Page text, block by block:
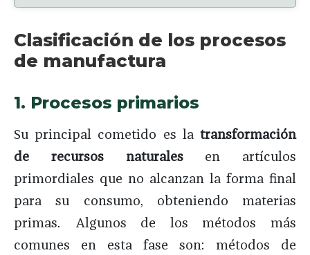
Clasificación de los procesos
de manufactura
1. Procesos primarios
Su principal cometido es la transformación
de recursos naturalesen artículos
primordiales que no alcanzan la forma final
para su consumo, obteniendo materias
primas. Algunos de los métodos más
comunes en esta fase son: métodos de